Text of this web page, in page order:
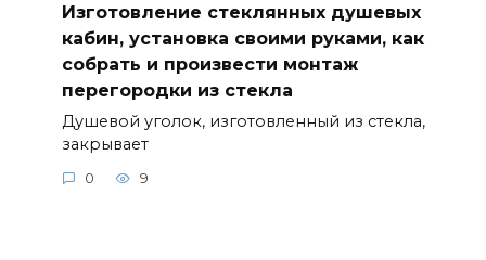
Изготовление стеклянных душевых
кабин, установка своими руками, как
собрать и произвести монтаж
перегородки из стекла
Душевой уголок, изготовленный из стекла,
закрывает
0 9